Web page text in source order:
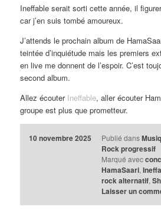
Ineffable serait sorti cette année, il
car j’en suis tombé amoureux.
J’attends le prochain album de
teintée d’inquiétude mais les premiers
en live me donnent de l’espoir. C’est
second album.
Allez écouter Ineffable, aller écouter
groupe est plus que prometteur.
10 novembre 2025 Publié dans
Rock progressif
Marqué avec
HamaSaari,
rock alternatif,
Laisser un